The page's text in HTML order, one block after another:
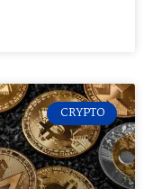
CRYPTO